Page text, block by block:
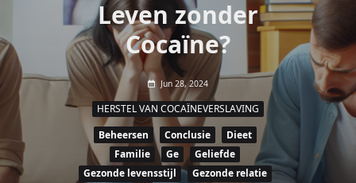
Leven zonder
Cocaïne?
Jun 28, 2024
HERSTEL VAN COCAÏNEVERSLAVING
Beheersen
Conclusie
Dieet
Familie
Ge
Geliefde
Gezonde levensstijl
Gezonde relatie